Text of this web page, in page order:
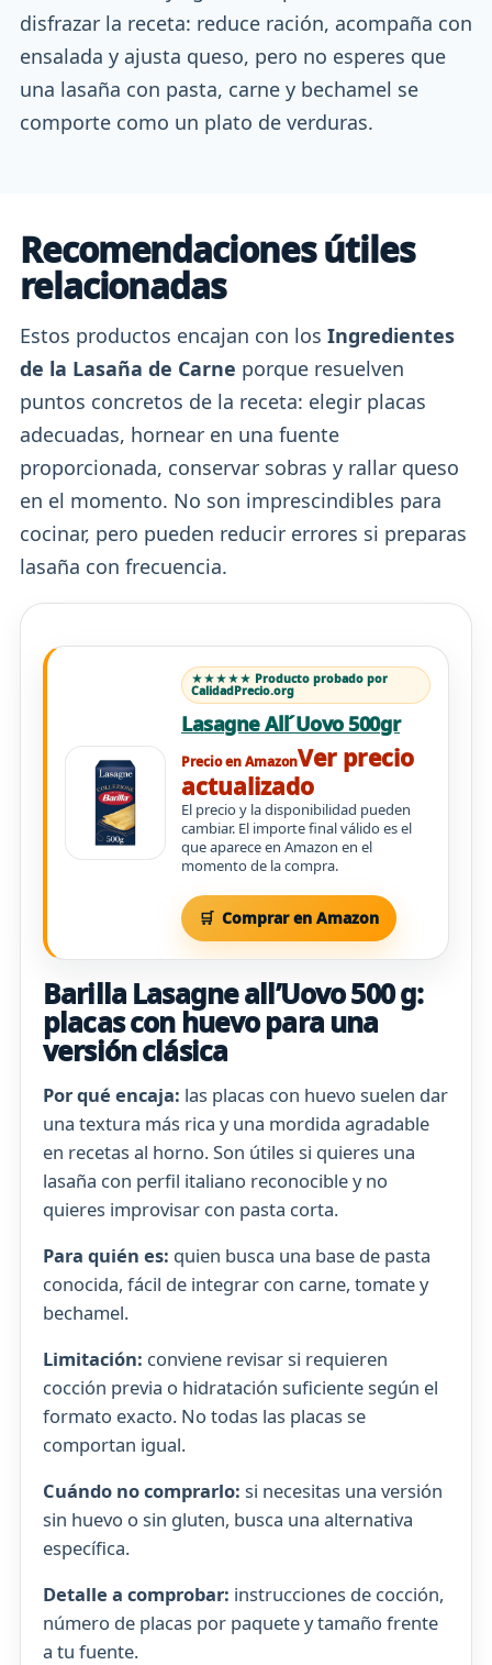
disfrazar la receta: reduce ración, acompaña con
ensalada y ajusta queso, pero no esperes que
una lasaña con pasta, carne y bechamel se
comporte como un plato de verduras.
Recomendaciones útiles
relacionadas
Estos productos encajan con los Ingredientes
de la Lasaña de Carne porque resuelven
puntos concretos de la receta: elegir placas
adecuadas, hornear en una fuente
proporcionada, conservar sobras y rallar queso
en el momento. No son imprescindibles para
cocinar, pero pueden reducir errores si preparas
lasaña con frecuencia.
★★★★★ Producto probado por
CalidadPrecio.org
Lasagne All´Uovo 500gr
Precio en AmazonVer precio
actualizado
El precio y la disponibilidad pueden
cambiar. El importe final válido es el
que aparece en Amazon en el
momento de la compra.
Comprar en Amazon
Barilla Lasagne all’Uovo 500 g:
placas con huevo para una
versión clásica
Por qué encaja: las placas con huevo suelen dar
una textura más rica y una mordida agradable
en recetas al horno. Son útiles si quieres una
lasaña con perfil italiano reconocible y no
quieres improvisar con pasta corta.
Para quién es: quien busca una base de pasta
conocida, fácil de integrar con carne, tomate y
bechamel.
Limitación: conviene revisar si requieren
cocción previa o hidratación suficiente según el
formato exacto. No todas las placas se
comportan igual.
Cuándo no comprarlo: si necesitas una versión
sin huevo o sin gluten, busca una alternativa
específica.
Detalle a comprobar: instrucciones de cocción,
número de placas por paquete y tamaño frente
a tu fuente.